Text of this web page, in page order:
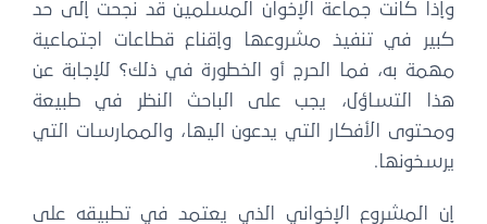
وإذا كانت جماعة الإخوان المسلمين قد نجحت إلى حد
كبير في تنفيذ مشروعها وإقناع قطاعات اجتماعية
مهمة به، فما الحرج أو الخطورة في ذلك؟ للإجابة عن
هذا التساؤل، يجب على الباحث النظر في طبيعة
ومحتوى الأفكار التي يدعون اليها، والممارسات التي
يرسخونها.
إن المشروع الإخواني الذي يعتمد في تطبيقه على